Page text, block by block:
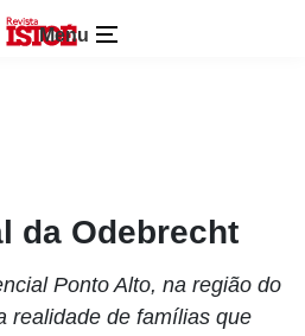
Menu
da Odebrecht
Ponto Alto, na região do
realidade de famílias que